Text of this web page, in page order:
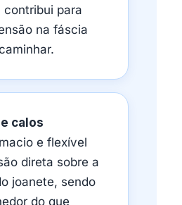
contribui para
na fáscia
calos
e flexível
direta sobre a
joanete, sendo
do que